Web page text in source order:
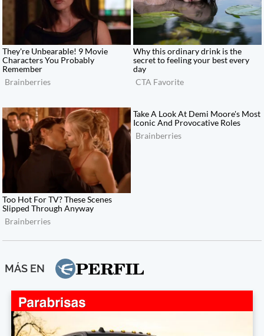
MÁS EN